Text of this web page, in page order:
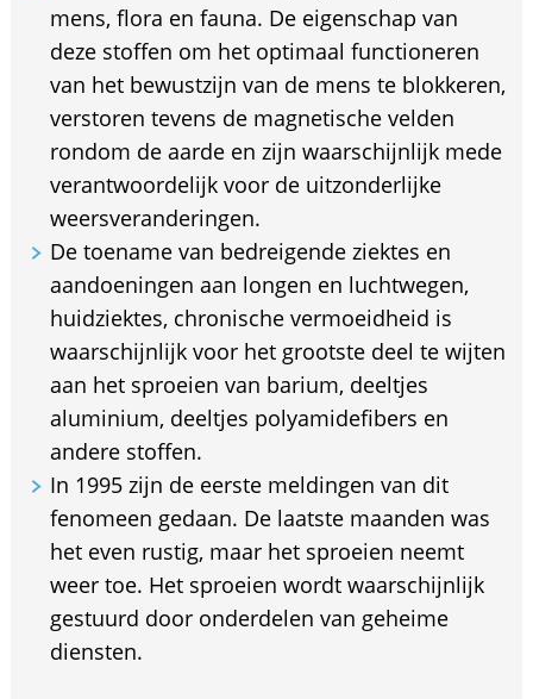
mens, flora en fauna. De eigenschap van
deze stoffen om het optimaal functioneren
van het bewustzijn van de mens te blokkeren,
verstoren tevens de magnetische velden
rondom de aarde en zijn waarschijnlijk mede
verantwoordelijk voor de uitzonderlijke
weersveranderingen.
De toename van bedreigende ziektes en
aandoeningen aan longen en luchtwegen,
huidziektes, chronische vermoeidheid is
waarschijnlijk voor het grootste deel te wijten
aan het sproeien van barium, deeltjes
aluminium, deeltjes polyamidefibers en
andere stoffen.
In 1995 zijn de eerste meldingen van dit
fenomeen gedaan. De laatste maanden was
het even rustig, maar het sproeien neemt
weer toe. Het sproeien wordt waarschijnlijk
gestuurd door onderdelen van geheime
diensten.